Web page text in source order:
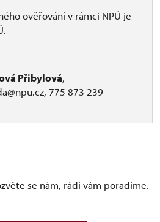
ověřování v rámci NPÚ je
Přibylová,
775 873 239
se nám, rádi vám poradíme.